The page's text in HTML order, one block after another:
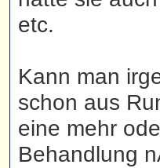
etc.
Kann man
schon aus
eine mehr
Behandlung